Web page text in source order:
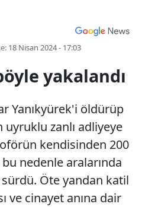
18 Nisan 2024 - 17:03
yakalandı
Yanıkyürek'i öldürüp
uyruklu zanlı adliyeye
kendisinden 200
nedenle aralarında
sürdü. Öte yandan katil
ve cinayet anına dair